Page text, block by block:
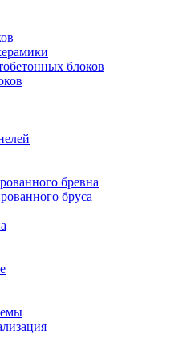
блоков
бревна
бруса